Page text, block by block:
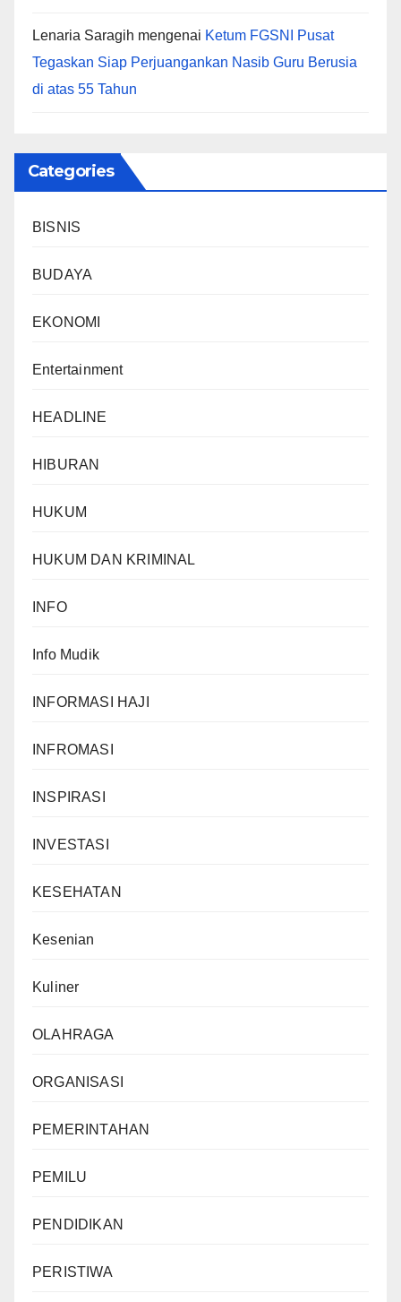
Lenaria Saragih mengenai Ketum FGSNI Pusat
Tegaskan Siap Perjuangankan Nasib Guru Berusia
di atas 55 Tahun
Categories
BISNIS
BUDAYA
EKONOMI
Entertainment
HEADLINE
HIBURAN
HUKUM
HUKUM DAN KRIMINAL
INFO
Info Mudik
INFORMASI HAJI
INFROMASI
INSPIRASI
INVESTASI
KESEHATAN
Kesenian
Kuliner
OLAHRAGA
ORGANISASI
PEMERINTAHAN
PEMILU
PENDIDIKAN
PERISTIWA